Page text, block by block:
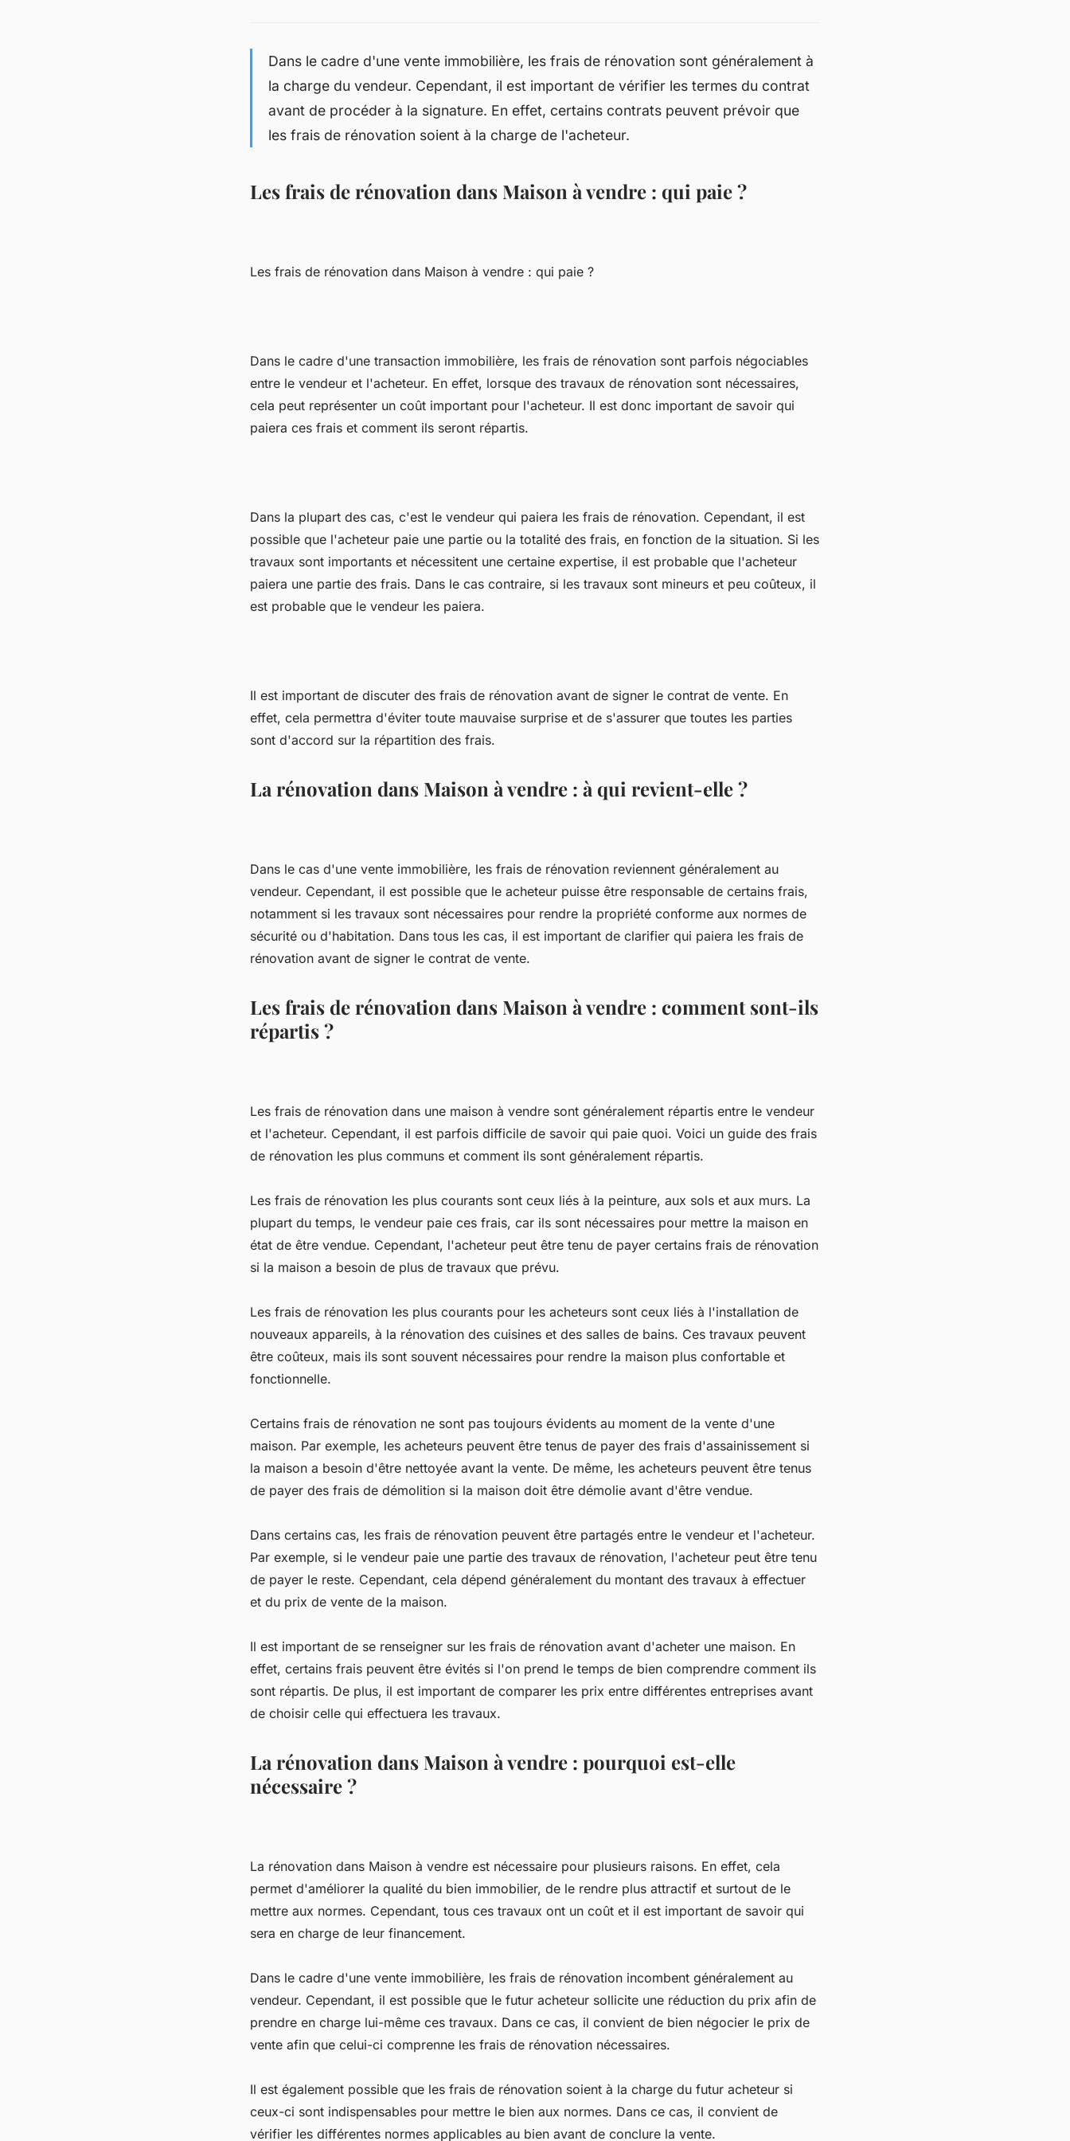
Dans le cadre d'une vente immobilière, les frais de rénovation sont généralement à
la charge du vendeur. Cependant, il est important de vérifier les termes du contrat
avant de procéder à la signature. En effet, certains contrats peuvent prévoir que
les frais de rénovation soient à la charge de l'acheteur.
Les frais de rénovation dans Maison à vendre : qui paie ?
Les frais de rénovation dans Maison à vendre : qui paie ?
Dans le cadre d'une transaction immobilière, les frais de rénovation sont parfois négociables
entre le vendeur et l'acheteur. En effet, lorsque des travaux de rénovation sont nécessaires,
cela peut représenter un coût important pour l'acheteur. Il est donc important de savoir qui
paiera ces frais et comment ils seront répartis.
Dans la plupart des cas, c'est le vendeur qui paiera les frais de rénovation. Cependant, il est
possible que l'acheteur paie une partie ou la totalité des frais, en fonction de la situation. Si les
travaux sont importants et nécessitent une certaine expertise, il est probable que l'acheteur
paiera une partie des frais. Dans le cas contraire, si les travaux sont mineurs et peu coûteux, il
est probable que le vendeur les paiera.
Il est important de discuter des frais de rénovation avant de signer le contrat de vente. En
effet, cela permettra d'éviter toute mauvaise surprise et de s'assurer que toutes les parties
sont d'accord sur la répartition des frais.
La rénovation dans Maison à vendre : à qui revient-elle ?
Dans le cas d'une vente immobilière, les frais de rénovation reviennent généralement au
vendeur. Cependant, il est possible que le acheteur puisse être responsable de certains frais,
notamment si les travaux sont nécessaires pour rendre la propriété conforme aux normes de
sécurité ou d'habitation. Dans tous les cas, il est important de clarifier qui paiera les frais de
rénovation avant de signer le contrat de vente.
Les frais de rénovation dans Maison à vendre : comment sont-ils
répartis ?
Les frais de rénovation dans une maison à vendre sont généralement répartis entre le vendeur
et l'acheteur. Cependant, il est parfois difficile de savoir qui paie quoi. Voici un guide des frais
de rénovation les plus communs et comment ils sont généralement répartis.
Les frais de rénovation les plus courants sont ceux liés à la peinture, aux sols et aux murs. La
plupart du temps, le vendeur paie ces frais, car ils sont nécessaires pour mettre la maison en
état de être vendue. Cependant, l'acheteur peut être tenu de payer certains frais de rénovation
si la maison a besoin de plus de travaux que prévu.
Les frais de rénovation les plus courants pour les acheteurs sont ceux liés à l'installation de
nouveaux appareils, à la rénovation des cuisines et des salles de bains. Ces travaux peuvent
être coûteux, mais ils sont souvent nécessaires pour rendre la maison plus confortable et
fonctionnelle.
Certains frais de rénovation ne sont pas toujours évidents au moment de la vente d'une
maison. Par exemple, les acheteurs peuvent être tenus de payer des frais d'assainissement si
la maison a besoin d'être nettoyée avant la vente. De même, les acheteurs peuvent être tenus
de payer des frais de démolition si la maison doit être démolie avant d'être vendue.
Dans certains cas, les frais de rénovation peuvent être partagés entre le vendeur et l'acheteur.
Par exemple, si le vendeur paie une partie des travaux de rénovation, l'acheteur peut être tenu
de payer le reste. Cependant, cela dépend généralement du montant des travaux à effectuer
et du prix de vente de la maison.
Il est important de se renseigner sur les frais de rénovation avant d'acheter une maison. En
effet, certains frais peuvent être évités si l'on prend le temps de bien comprendre comment ils
sont répartis. De plus, il est important de comparer les prix entre différentes entreprises avant
de choisir celle qui effectuera les travaux.
La rénovation dans Maison à vendre : pourquoi est-elle
nécessaire ?
La rénovation dans Maison à vendre est nécessaire pour plusieurs raisons. En effet, cela
permet d'améliorer la qualité du bien immobilier, de le rendre plus attractif et surtout de le
mettre aux normes. Cependant, tous ces travaux ont un coût et il est important de savoir qui
sera en charge de leur financement.
Dans le cadre d'une vente immobilière, les frais de rénovation incombent généralement au
vendeur. Cependant, il est possible que le futur acheteur sollicite une réduction du prix afin de
prendre en charge lui-même ces travaux. Dans ce cas, il convient de bien négocier le prix de
vente afin que celui-ci comprenne les frais de rénovation nécessaires.
Il est également possible que les frais de rénovation soient à la charge du futur acheteur si
ceux-ci sont indispensables pour mettre le bien aux normes. Dans ce cas, il convient de
vérifier les différentes normes applicables au bien avant de conclure la vente.